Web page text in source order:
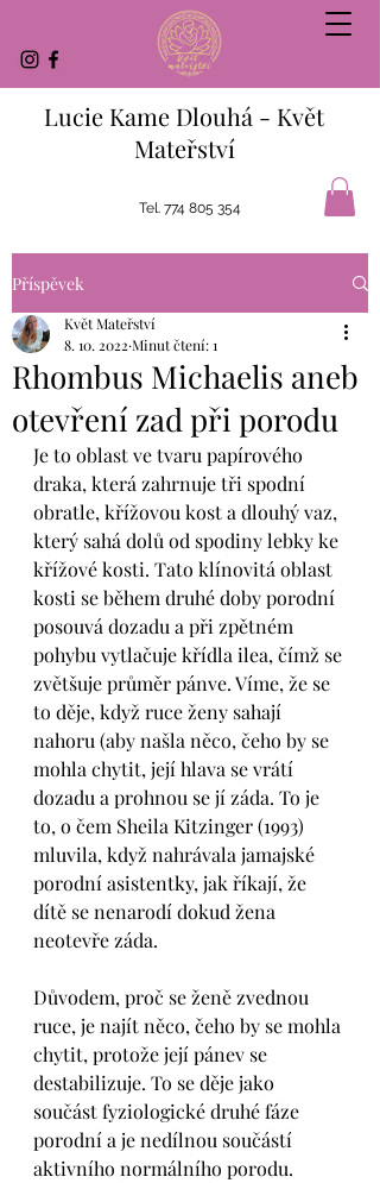
Lucie Kame Dlouhá - Květ
Mateřství
Tel. 774 805 354
Příspěvek
Rhombus Michaelis aneb
otevření zad při porodu
Květ Mateřství
8. 10. 2022Minut čtení: 1
Je to oblast ve tvaru papírového
draka, která zahrnuje tři spodní
obratle, křížovou kost a dlouhý vaz,
který sahá dolů od spodiny lebky ke
křížové kosti. Tato klínovitá oblast
kosti se během druhé doby porodní
posouvá dozadu a při zpětném
pohybu vytlačuje křídla ilea, čímž se
zvětšuje průměr pánve. Víme, že se
to děje, když ruce ženy sahají
nahoru (aby našla něco, čeho by se
mohla chytit, její hlava se vrátí
dozadu a prohnou se jí záda. To je
to, o čem Sheila Kitzinger (1993)
mluvila, když nahrávala jamajské
porodní asistentky, jak říkají, že
dítě se nenarodí dokud žena
neotevře záda.
Důvodem, proč se ženě zvednou
ruce, je najít něco, čeho by se mohla
chytit, protože její pánev se
destabilizuje. To se děje jako
součást fyziologické druhé fáze
porodní a je nedílnou součástí
aktivního normálního porodu.